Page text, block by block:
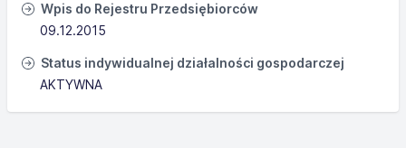
Wpis do Rejestru Przedsiębiorców
09.12.2015
Status indywidualnej działalności gospodarczej
AKTYWNA